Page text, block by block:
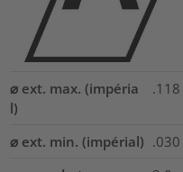
⌀ ext. max. (impéria
l)
.118
⌀ ext. min. (impérial) .030